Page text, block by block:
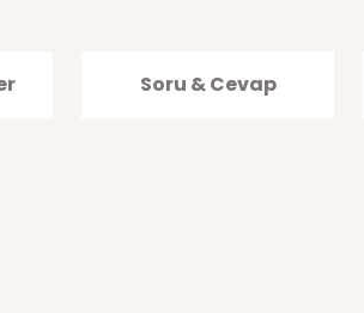
Soru & Cevap